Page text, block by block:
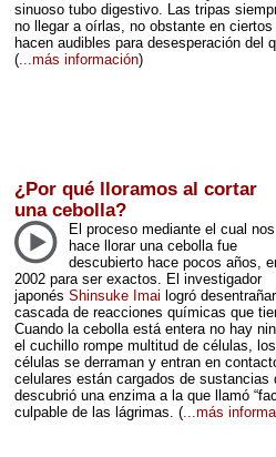
sinuoso tubo digestivo. Las tripas
no llegar a oírlas, no obstante en
hacen audibles para desesperación del
(...más información)
¿Por qué lloramos al cortar
una cebolla?
El proceso mediante el cual nos
hace llorar una cebolla fue
descubierto hace pocos años,
2002 para ser exactos. El investigador
japonés Shinsuke Imai logró
cascada de reacciones químicas que
Cuando la cebolla está entera no hay
el cuchillo rompe multitud de células,
células se derraman y entran en
celulares están cargados de
descubrió una enzima a la que llamó
culpable de las lágrimas. (...más